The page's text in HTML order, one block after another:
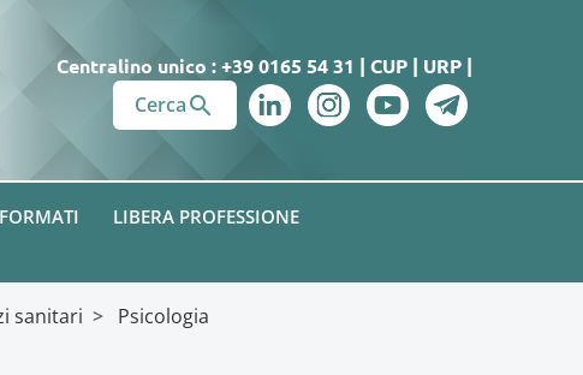
Centralino unico : +39 0165 54 31 | CUP | URP |
Cerca
LIBERA PROFESSIONE
sanitari >
Psicologia